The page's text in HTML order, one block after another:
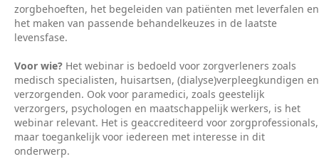
zorgbehoeften, het begeleiden van patiënten met leverfalen en
het maken van passende behandelkeuzes in de laatste
levensfase.
Voor wie? Het webinar is bedoeld voor zorgverleners zoals
medisch specialisten, huisartsen, (dialyse)verpleegkundigen en
verzorgenden. Ook voor paramedici, zoals geestelijk
verzorgers, psychologen en maatschappelijk werkers, is het
webinar relevant. Het is geaccrediteerd voor zorgprofessionals,
maar toegankelijk voor iedereen met interesse in dit
onderwerp.